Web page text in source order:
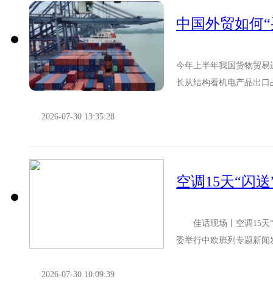
中国外贸如何
今年上半年我国货物贸易
长从结构看机电产品出
2026-07-30 13:35:28
空调15天“闪
佳话现场丨空调15天“
委举行中欧班列专题新
2026-07-30 10:09:39